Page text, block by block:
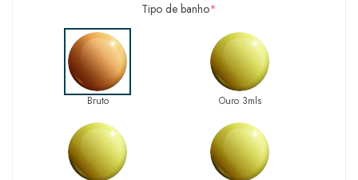
Tipo de banho*
Bruto Ouro 3mls